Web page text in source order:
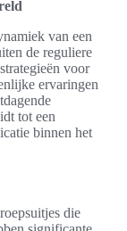
van een
de reguliere
voor
ervaringen
tot een
binnen het
die